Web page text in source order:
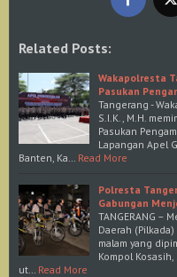
Related Posts:
Wakapolresta
Pasukan
Tangerang -
S.I.K., M.H.
Pasukan
Lapangan Apel
Banten, Ka… Read More
Polresta
Gabungan
TANGERANG –
Daerah
malam yang
Kompol
ut… Read More